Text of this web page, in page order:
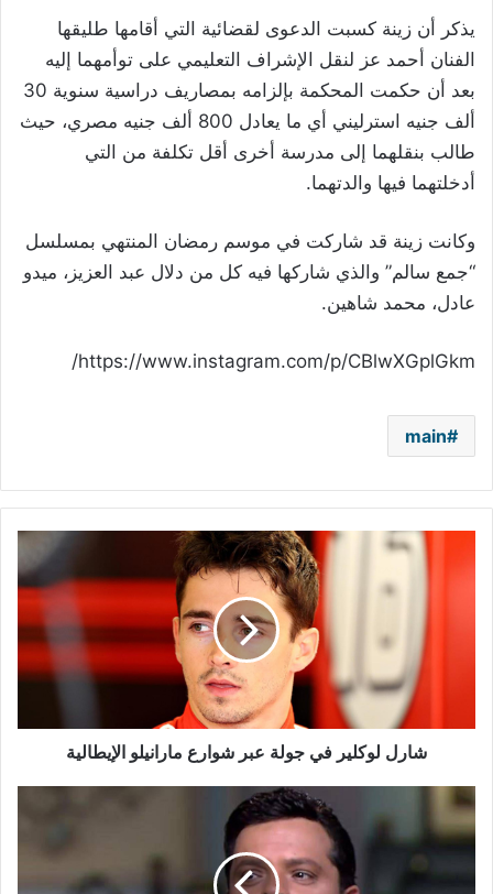
يذكر أن زينة كسبت الدعوى لقضائية التي أقامها طليقها
الفنان أحمد عز لنقل الإشراف التعليمي على توأمهما إليه
بعد أن حكمت المحكمة بإلزامه بمصاريف دراسية سنوية 30
ألف جنيه استرليني أي ما يعادل 800 ألف جنيه مصري، حيث
طالب بنقلهما إلى مدرسة أخرى أقل تكلفة من التي
أدخلتهما فيها والدتهما.
وكانت زينة قد شاركت في موسم رمضان المنتهي بمسلسل
“جمع سالم” والذي شاركها فيه كل من دلال عبد العزيز، ميدو
عادل، محمد شاهين.
https://www.instagram.com/p/CBlwXGplGkm/
main
شارل لوكلير في جولة عبر شوارع مارانيلو الإيطالية
محمد
يسخر
"تويتر"